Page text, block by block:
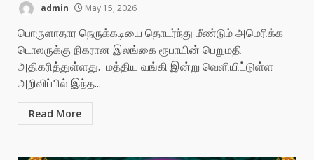
admin May 15, 2026
பொருளாதார நெருக்கடியை தொடர்ந்து மீண்டும் அமெரிக்க
டொலருக்கு நிகரான இலங்கை ரூபாயின் பெறுமதி
அதிகரித்துள்ளது. மத்திய வங்கி இன்று வெளியிட்டுள்ள
அறிவிப்பில் இந்த...
Read More